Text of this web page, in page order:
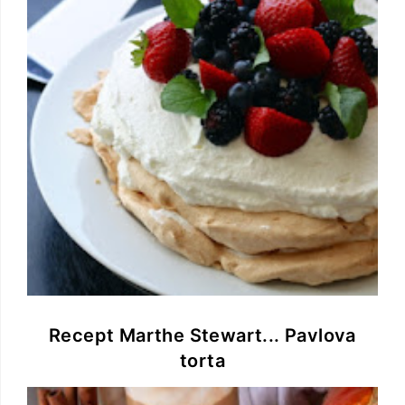
Recept Marthe Stewart... Pavlova
torta